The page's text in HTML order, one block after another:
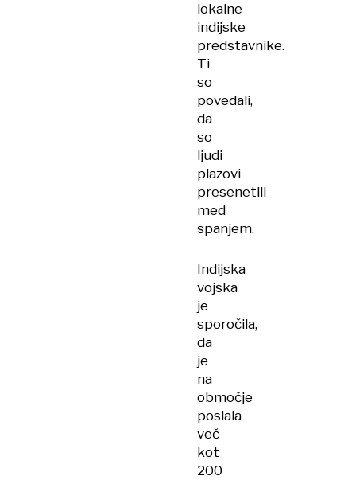
lokalne
indijske
predstavnike.
Ti
so
povedali,
da
so
ljudi
plazovi
presenetili
med
spanjem.
Indijska
vojska
je
sporočila,
da
je
na
območje
poslala
več
kot
200